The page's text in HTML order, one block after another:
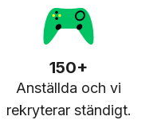
150+
Anställda och vi
rekryterar ständigt.